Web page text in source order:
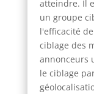
atteindre. Il
un groupe
l'efficacité
ciblage des
annonceurs
le ciblage